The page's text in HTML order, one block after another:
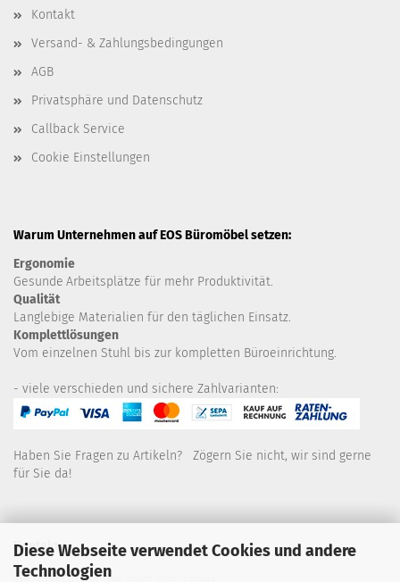
Diese Webseite verwendet Cookies und andere
Technologien
Kontakt
Versand- & Zahlungsbedingungen
AGB
Privatsphäre und Datenschutz
Callback Service
Cookie Einstellungen
Warum Unternehmen auf EOS Büromöbel setzen:
Ergonomie
Gesunde Arbeitsplätze für mehr Produktivität.
Qualität
Langlebige Materialien für den täglichen Einsatz.
Komplettlösungen
Vom einzelnen Stuhl bis zur kompletten Büroeinrichtung.
- viele verschieden und sichere Zahlvarianten:
Haben Sie Fragen zu Artikeln? Zögern Sie nicht, wir sind gerne
für Sie da!
Kontakt